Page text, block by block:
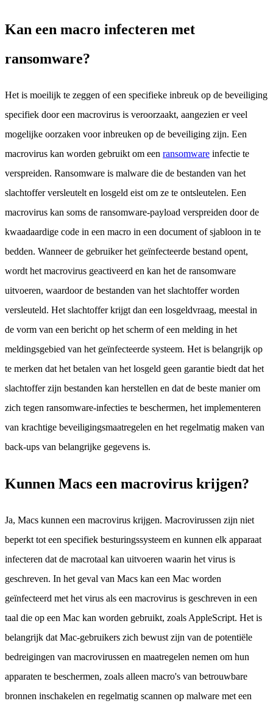
Kan een macro infecteren met
ransomware?
Het is moeilijk te zeggen of een specifieke inbreuk op de beveiliging
specifiek door een macrovirus is veroorzaakt, aangezien er veel
mogelijke oorzaken voor inbreuken op de beveiliging zijn. Een
macrovirus kan worden gebruikt om een ransomware infectie te
verspreiden. Ransomware is malware die de bestanden van het
slachtoffer versleutelt en losgeld eist om ze te ontsleutelen. Een
macrovirus kan soms de ransomware-payload verspreiden door de
kwaadaardige code in een macro in een document of sjabloon in te
bedden. Wanneer de gebruiker het geïnfecteerde bestand opent,
wordt het macrovirus geactiveerd en kan het de ransomware
uitvoeren, waardoor de bestanden van het slachtoffer worden
versleuteld. Het slachtoffer krijgt dan een losgeldvraag, meestal in
de vorm van een bericht op het scherm of een melding in het
meldingsgebied van het geïnfecteerde systeem. Het is belangrijk op
te merken dat het betalen van het losgeld geen garantie biedt dat het
slachtoffer zijn bestanden kan herstellen en dat de beste manier om
zich tegen ransomware-infecties te beschermen, het implementeren
van krachtige beveiligingsmaatregelen en het regelmatig maken van
back-ups van belangrijke gegevens is.
Kunnen Macs een macrovirus krijgen?
Ja, Macs kunnen een macrovirus krijgen. Macrovirussen zijn niet
beperkt tot een specifiek besturingssysteem en kunnen elk apparaat
infecteren dat de macrotaal kan uitvoeren waarin het virus is
geschreven. In het geval van Macs kan een Mac worden
geïnfecteerd met het virus als een macrovirus is geschreven in een
taal die op een Mac kan worden gebruikt, zoals AppleScript. Het is
belangrijk dat Mac-gebruikers zich bewust zijn van de potentiële
bedreigingen van macrovirussen en maatregelen nemen om hun
apparaten te beschermen, zoals alleen macro's van betrouwbare
bronnen inschakelen en regelmatig scannen op malware met een